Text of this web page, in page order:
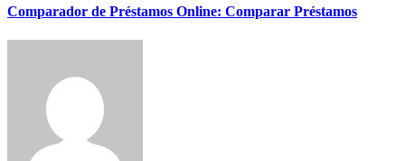
Comparador de Préstamos Online: Comparar Préstamos